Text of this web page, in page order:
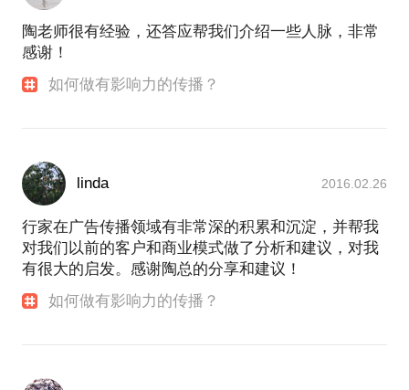
陶老师很有经验，还答应帮我们介绍一些人脉，非常
感谢！
如何做有影响力的传播？
linda 2016.02.26
行家在广告传播领域有非常深的积累和沉淀，并帮我
对我们以前的客户和商业模式做了分析和建议，对我
有很大的启发。感谢陶总的分享和建议！
如何做有影响力的传播？